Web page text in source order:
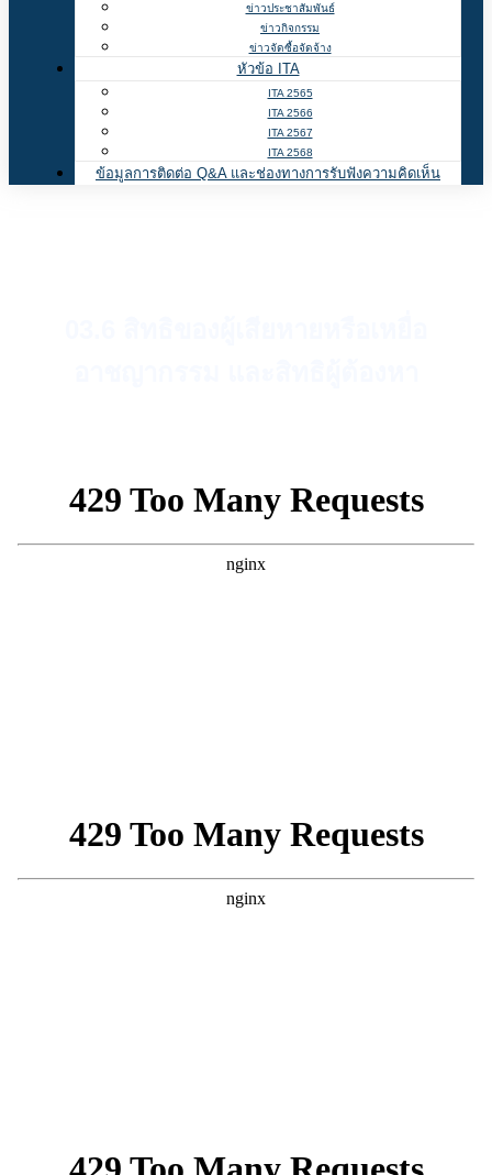
ข่าวประชาสัมพันธ์
ข่าวกิจกรรม
ข่าวจัดซื้อจัดจ้าง
หัวข้อ ITA
ITA 2565
ITA 2566
ITA 2567
ITA 2568
ข้อมูลการติดต่อ Q&A และช่องทางการรับฟังความคิดเห็น